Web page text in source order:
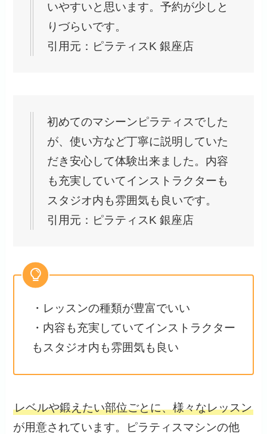
いやすいと思います。予約が少しと
りづらいです。
引用元：ピラティスK 銀座店
初めてのマシーンピラティスでした
が、使い方など丁寧に説明していた
だき安心して体験出来ました。内容
も充実していてインストラクターも
スタジオ内も雰囲気も良いです。
引用元：ピラティスK 銀座店
・レッスンの種類が豊富でいい
・内容も充実していてインストラクター
もスタジオ内も雰囲気も良い
レベルや鍛えたい部位ごとに、様々なレッスン
が用意されています。ピラティスマシンの他